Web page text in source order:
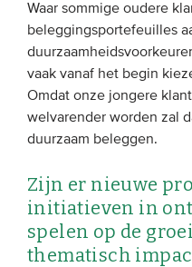
Waar sommige oudere
beleggingsportefeuilles
vaak vanaf het begin
Omdat onze jongere
welvarender worden zal
duurzaam beleggen.
Zijn er nieuwe
initiatieven in
spelen op de
thematisch